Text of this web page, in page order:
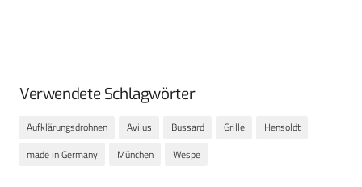
Verwendete Schlagwörter
Aufklärungsdrohnen Avilus Bussard Grille
Hensoldt
made in Germany
München Wespe